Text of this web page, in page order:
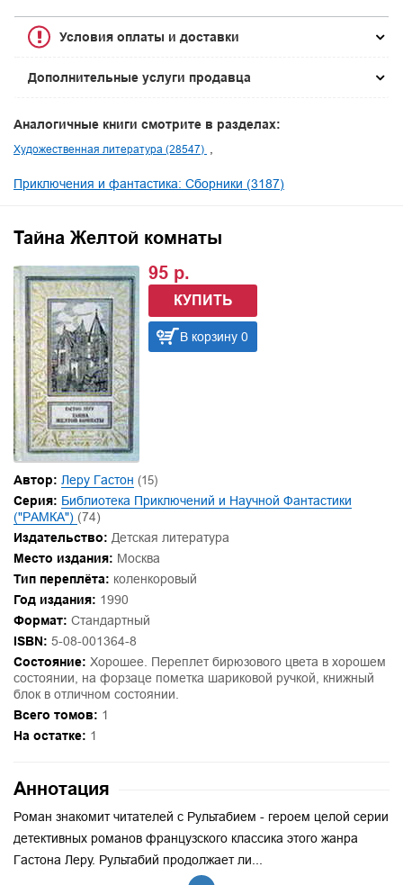
Условия оплаты и доставки
Дополнительные услуги продавца
Аналогичные книги смотрите в разделах:
Художественная литература (28547)
Приключения и фантастика: Сборники (3187)
Тайна Желтой комнаты
95 р.
КУПИТЬ
В корзину 0
Автор: Леру Гастон (15)
Серия: Библиотека Приключений и Научной Фантастики
("РАМКА") (74)
Издательство: Детская литература
Место издания: Москва
Тип переплёта: коленкоровый
Год издания: 1990
Формат: Стандартный
ISBN: 5-08-001364-8
Состояние: Хорошее. Переплет бирюзового цвета в хорошем
состоянии, на форзаце пометка шариковой ручкой, книжный
блок в отличном состоянии.
Всего томов: 1
На остатке: 1
Аннотация
Роман знакомит читателей с Рультабием - героем целой серии
детективных романов французского классика этого жанра
Гастона Леру. Рультабий продолжает ли...